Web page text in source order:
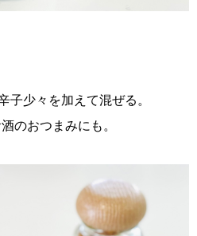
子少々を加えて混ぜる。
のおつまみにも。